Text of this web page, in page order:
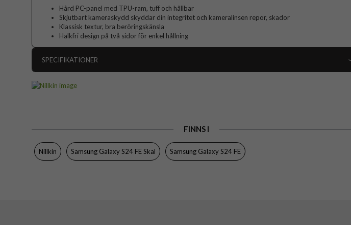
Hård PC-panel med TPU-ram, tuff och hållbar
Skjutbart kameraskydd skyddar din integritet och kameralinsen repor, skador
Klassisk textur, bra beröringskänsla
Halkfri design på två sidor för enkel hållning
SPECIFIKATIONER
Egenskaper
Kameraskydd
Färg
Material
Hårdplast (PC), Metall, Mjukplast (TPU)
FINNS I
Nillkin Samsung Galaxy S24 FE Skal Samsung Galaxy S24 FE